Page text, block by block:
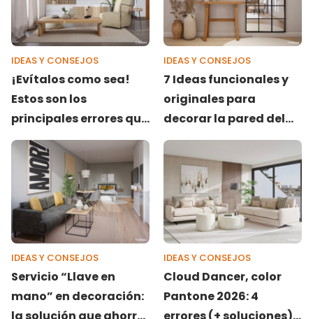
IDEAS Y CONSEJOS
¡Evítalos como sea!
Estos son los
principales errores que
puedes cometer al
decorar la zona de la
IDEAS Y CONSEJOS
7 Ideas funcionales y
originales para
decorar la pared del
recibidor
IDEAS Y CONSEJOS
Servicio “Llave en
mano” en decoración:
IDEAS Y CONSEJOS
Cloud Dancer, color
Pantone 2026: 4